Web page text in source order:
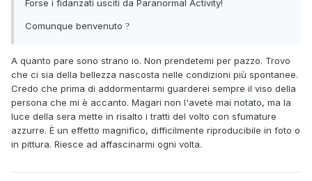
Forse i fidanzati usciti da Paranormal Activity!
Comunque benvenuto ?
A quanto pare sono strano io. Non prendetemi per pazzo. Trovo
che ci sia della bellezza nascosta nelle condizioni più spontanee.
Credo che prima di addormentarmi guarderei sempre il viso della
persona che mi è accanto. Magari non l'avete mai notato, ma la
luce della sera mette in risalto i tratti del volto con sfumature
azzurre. È un effetto magnifico, difficilmente riproducibile in foto o
in pittura. Riesce ad affascinarmi ogni volta.